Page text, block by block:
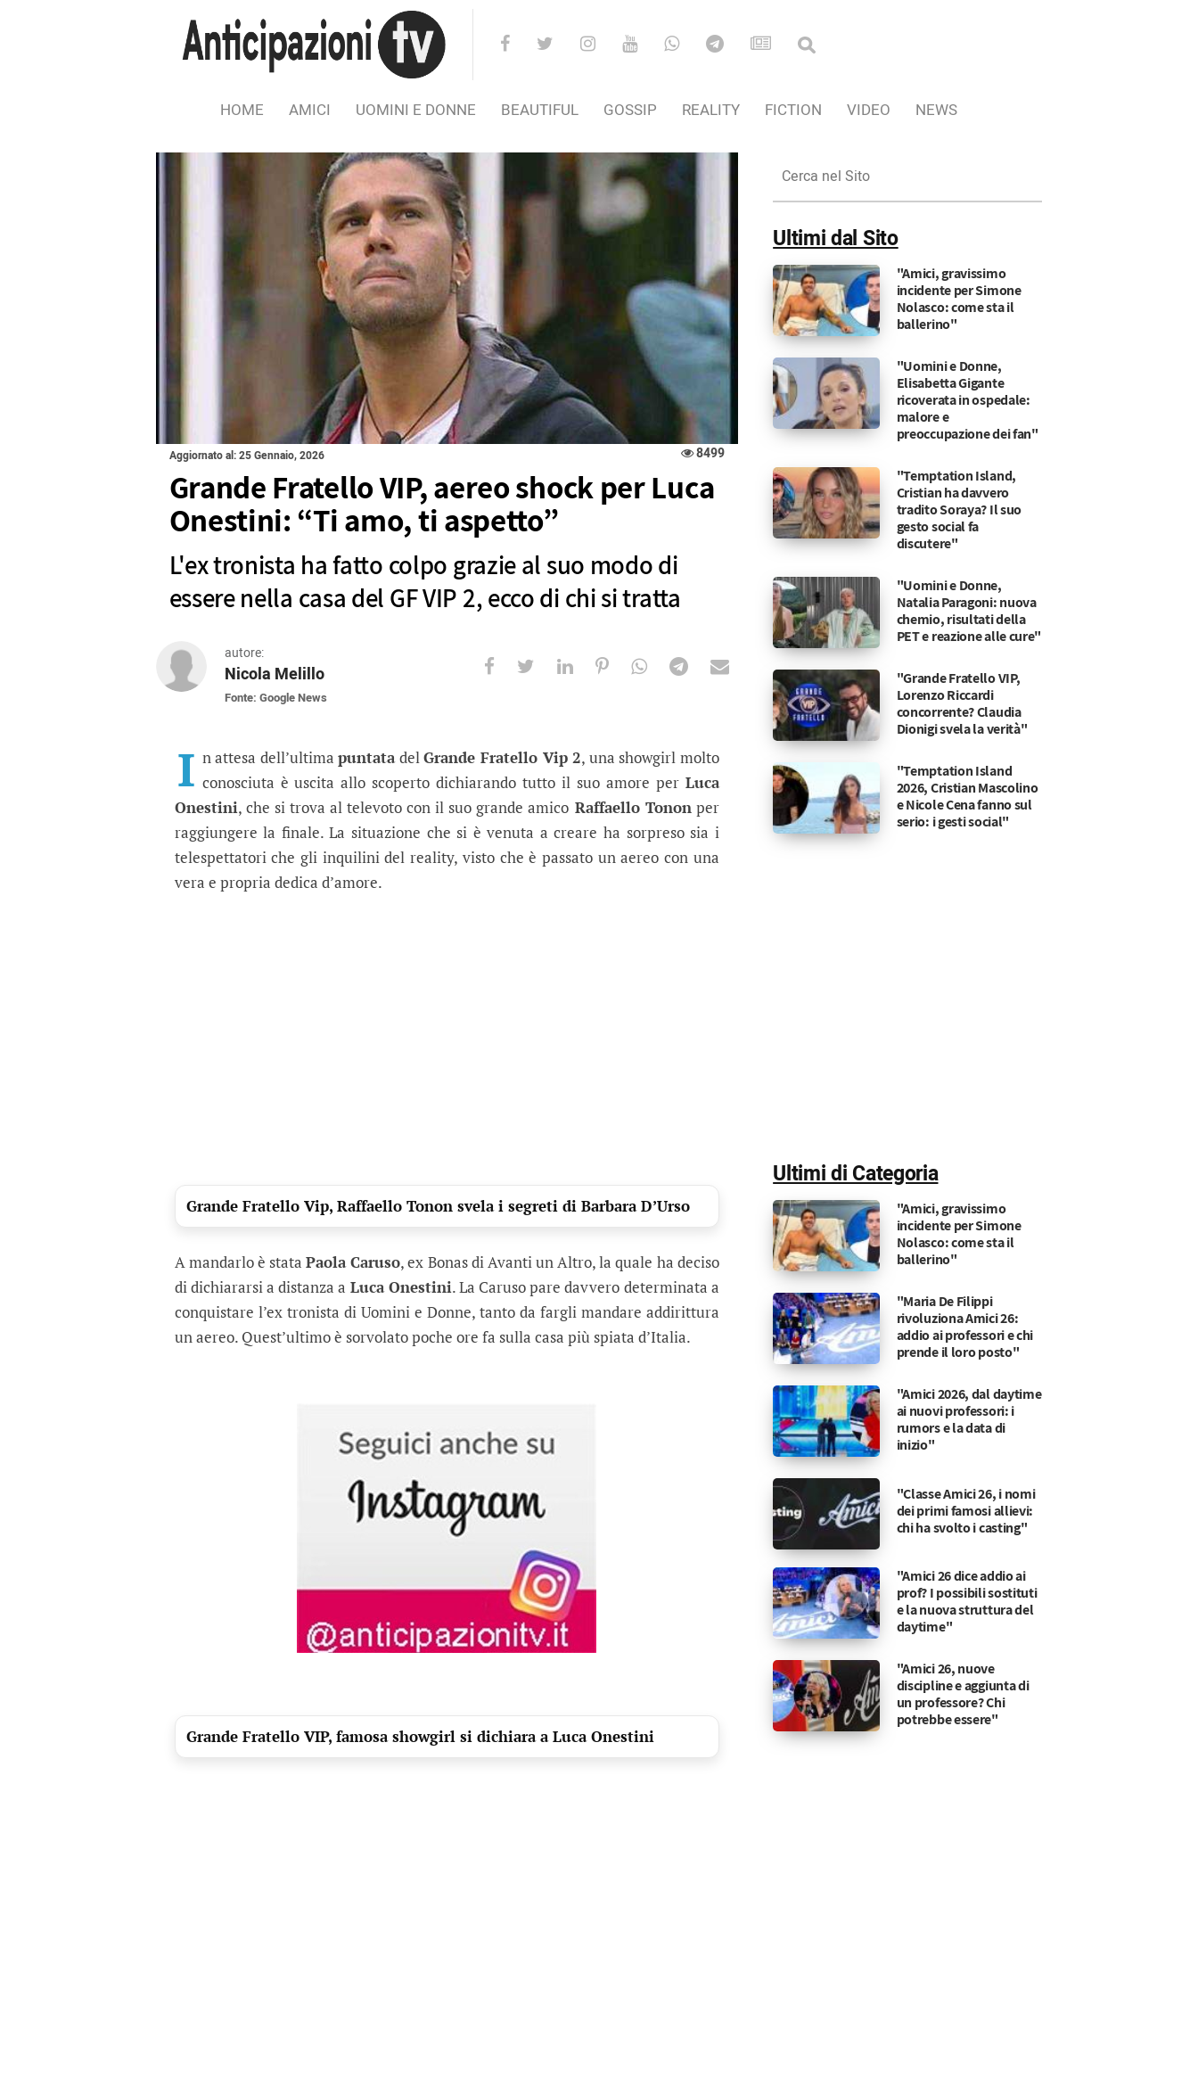
HOME AMICI UOMINI E DONNE BEAUTIFUL GOSSIP REALITY FICTION VIDEO NEWS
Aggiornato al: 25 Gennaio, 2026 8499
Grande Fratello VIP, aereo shock per Luca
Onestini: “Ti amo, ti aspetto”
L'ex tronista ha fatto colpo grazie al suo modo di
essere nella casa del GF VIP 2, ecco di chi si tratta
autore:
Nicola Melillo
Fonte: Google News
Grande Fratello VIP, aereo shock per Luca Onestini: “Ti amo, ti aspetto”
L'ex tronista ha fatto colpo grazie al suo modo di essere nella casa del GF VIP 2, ecco di chi si tratta
I n attesa dell’ultimapuntatadelGrande Fratello Vip 2, una showgirl molto
conosciuta è uscita allo scoperto dichiarando tutto il suo amore per Luca
Onestini, che si trova al televoto con il suo grande amico Raffaello Tononper
raggiungere la finale. La situazione che si è venuta a creare ha sorpreso sia i
telespettatori che gli inquilini del reality, visto che è passato un aereo con una
vera e propria dedica d’amore.
Grande Fratello Vip, Raffaello Tonon svela i segreti di Barbara D’Urso
A mandarlo è stataPaola Caruso, ex Bonas di Avanti un Altro, la quale ha deciso
di dichiararsi a distanza a Luca Onestini. La Caruso pare davvero determinata a
conquistare l’ex tronista di Uomini e Donne, tanto da fargli mandare addirittura
un aereo. Quest’ultimo è sorvolato poche ore fa sulla casa più spiata d’Italia.
Grande Fratello VIP, famosa showgirl si dichiara a Luca Onestini
nel
Sito
Ultimi dal Sito
"Amici, gravissimo
incidente per Simone
Nolasco: come sta il
ballerino"
"Uomini e Donne,
Elisabetta Gigante
ricoverata in ospedale:
malore e
preoccupazione dei fan"
"Temptation Island,
Cristian ha davvero
tradito Soraya? Il suo
gesto social fa
discutere"
"Uomini e Donne,
Natalia Paragoni: nuova
chemio, risultati della
PET e reazione alle cure"
"Grande Fratello VIP,
Lorenzo Riccardi
concorrente? Claudia
Dionigi svela la verità"
"Temptation Island
2026, Cristian Mascolino
e Nicole Cena fanno sul
serio: i gesti social"
Ultimi di Categoria
"Amici, gravissimo
incidente per Simone
Nolasco: come sta il
ballerino"
"Maria De Filippi
rivoluziona Amici 26:
addio ai professori e chi
prende il loro posto"
"Amici 2026, dal daytime
ai nuovi professori: i
rumors e la data di
inizio"
"Classe Amici 26, i nomi
dei primi famosi allievi:
chi ha svolto i casting"
"Amici 26 dice addio ai
prof? I possibili sostituti
e la nuova struttura del
daytime"
"Amici 26, nuove
discipline e aggiunta di
un professore? Chi
potrebbe essere"